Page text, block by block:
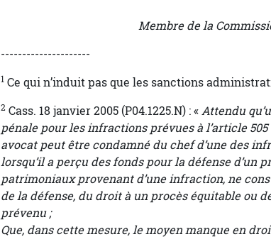
Membre de la
---------------------
1 Ce qui n’induit pas que les sanctions
2 Cass. 18 janvier 2005 (P04.1225.N) : «Attendu
pénale pour les infractions prévues à l’article 505
avocat peut être condamné du chef d’une des
lorsqu’il a perçu des fonds pour la défense d’un
patrimoniaux provenant d’une infraction, ne
de la défense, du droit à un procès équitable ou
prévenu ;
Que, dans cette mesure, le moyen manque en